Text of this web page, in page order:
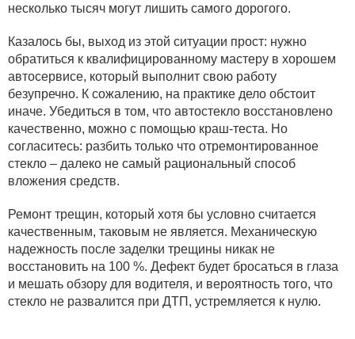
несколько тысяч могут лишить самого дорогого.
Казалось бы, выход из этой ситуации прост: нужно
обратиться к квалифицированному мастеру в хорошем
автосервисе, который выполнит свою работу
безупречно. К сожалению, на практике дело обстоит
иначе. Убедиться в том, что автостекло восстановлено
качественно, можно с помощью краш-теста. Но
согласитесь: разбить только что отремонтированное
стекло – далеко не самый рациональный способ
вложения средств.
Ремонт трещин, который хотя бы условно считается
качественным, таковым не является. Механическую
надежность после заделки трещины никак не
восстановить на 100 %. Дефект будет бросаться в глаза
и мешать обзору для водителя, и вероятность того, что
стекло не развалится при ДТП, устремляется к нулю.